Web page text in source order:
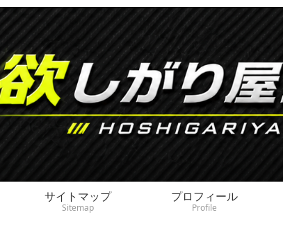
サイトマップ
Sitemap
プロフィール
Profile